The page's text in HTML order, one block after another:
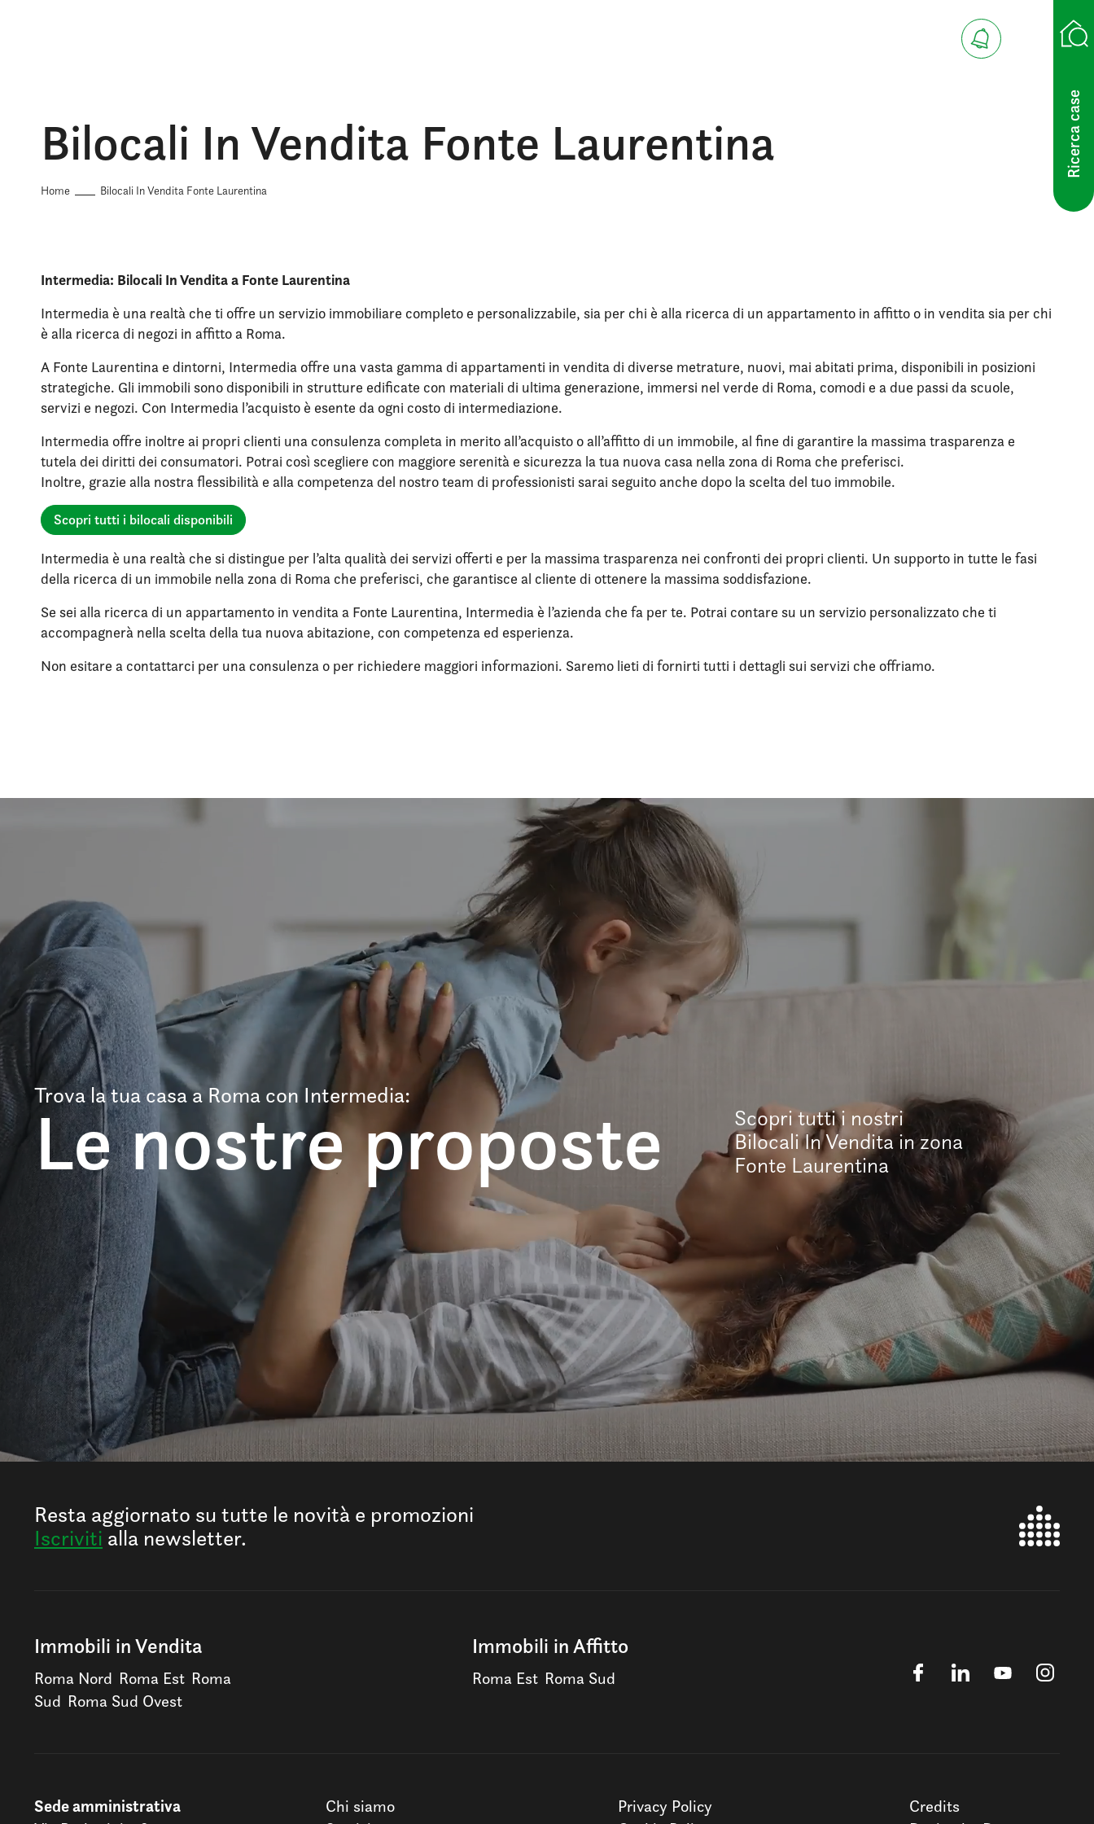
Ricerca case
Bilocali In Vendita Fonte Laurentina
Home Bilocali In Vendita Fonte Laurentina
Intermedia: Bilocali In Vendita a Fonte Laurentina
Intermedia è una realtà che ti offre un servizio immobiliare completo e personalizzabile, sia per chi è alla ricerca di un appartamento in affitto o in vendita sia per chi
è alla ricerca di negozi in affitto a Roma.
A Fonte Laurentina e dintorni, Intermedia offre una vasta gamma di appartamenti in vendita di diverse metrature, nuovi, mai abitati prima, disponibili in posizioni
strategiche. Gli immobili sono disponibili in strutture edificate con materiali di ultima generazione, immersi nel verde di Roma, comodi e a due passi da scuole,
servizi e negozi. Con Intermedia l’acquisto è esente da ogni costo di intermediazione.
Intermedia offre inoltre ai propri clienti una consulenza completa in merito all’acquisto o all’affitto di un immobile, al fine di garantire la massima trasparenza e
tutela dei diritti dei consumatori. Potrai così scegliere con maggiore serenità e sicurezza la tua nuova casa nella zona di Roma che preferisci.
Inoltre, grazie alla nostra flessibilità e alla competenza del nostro team di professionisti sarai seguito anche dopo la scelta del tuo immobile.
Scopri tutti i bilocali disponibili
Intermedia è una realtà che si distingue per l’alta qualità dei servizi offerti e per la massima trasparenza nei confronti dei propri clienti. Un supporto in tutte le fasi
della ricerca di un immobile nella zona di Roma che preferisci, che garantisce al cliente di ottenere la massima soddisfazione.
Se sei alla ricerca di un appartamento in vendita a Fonte Laurentina, Intermedia è l’azienda che fa per te. Potrai contare su un servizio personalizzato che ti
accompagnerà nella scelta della tua nuova abitazione, con competenza ed esperienza.
Non esitare a contattarci per una consulenza o per richiedere maggiori informazioni. Saremo lieti di fornirti tutti i dettagli sui servizi che offriamo.
Trova la tua casa a Roma con Intermedia:
Le nostre proposte
Scopri tutti i nostri
Bilocali In Vendita in zona
Fonte Laurentina
Resta aggiornato su tutte le novità e promozioni
Iscriviti alla newsletter.
Immobili in Vendita
Roma Nord Roma Est Roma
Sud Roma Sud Ovest
Immobili in Affitto
Roma Est Roma Sud
Sede amministrativa
Chi siamo
Privacy Policy
Credits